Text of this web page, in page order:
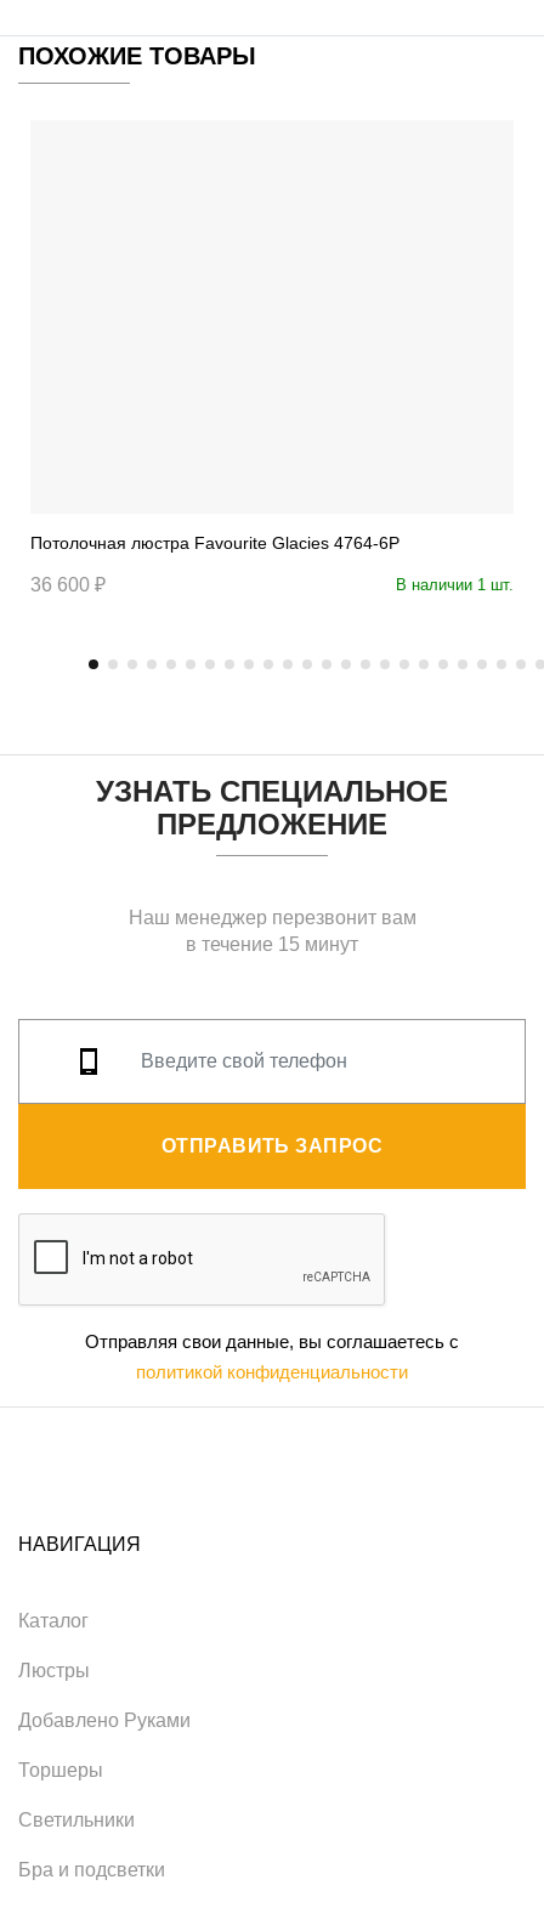
ПОХОЖИЕ ТОВАРЫ
Потолочная люстра Favourite Glacies 4764-6P
36 600 ₽ В наличии 1 шт.
УЗНАТЬ СПЕЦИАЛЬНОЕ
ПРЕДЛОЖЕНИЕ
Наш менеджер перезвонит вам
в течение 15 минут
ОТПРАВИТЬ ЗАПРОС
Отправляя свои данные, вы соглашаетесь с
политикой конфиденциальности
НАВИГАЦИЯ
Каталог
Люстры
Добавлено Руками
Торшеры
Светильники
Бра и подсветки